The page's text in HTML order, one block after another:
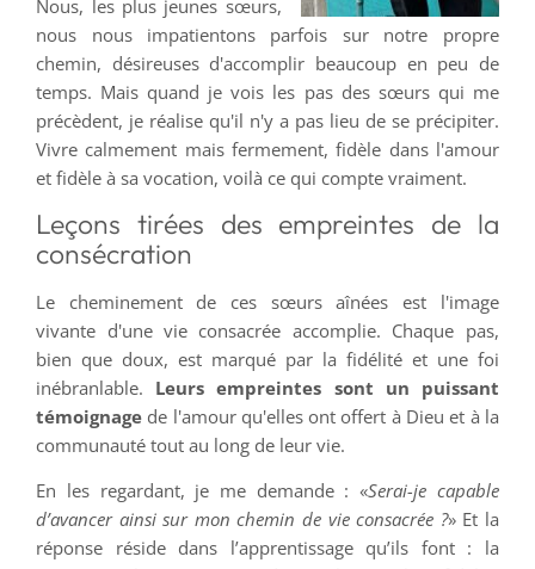
Nous, les plus jeunes sœurs,
nous nous impatientons parfois sur notre propre
chemin, désireuses d'accomplir beaucoup en peu de
temps. Mais quand je vois les pas des sœurs qui me
précèdent, je réalise qu'il n'y a pas lieu de se précipiter.
Vivre calmement mais fermement, fidèle dans l'amour
et fidèle à sa vocation, voilà ce qui compte vraiment.
Leçons tirées des empreintes de la
consécration
Le cheminement de ces sœurs aînées est l'image
vivante d'une vie consacrée accomplie. Chaque pas,
bien que doux, est marqué par la fidélité et une foi
inébranlable. Leurs empreintes sont un puissant
témoignage de l'amour qu'elles ont offert à Dieu et à la
communauté tout au long de leur vie.
En les regardant, je me demande : «Serai-je capable
d’avancer ainsi sur mon chemin de vie consacrée ?» Et la
réponse réside dans l’apprentissage qu’ils font : la